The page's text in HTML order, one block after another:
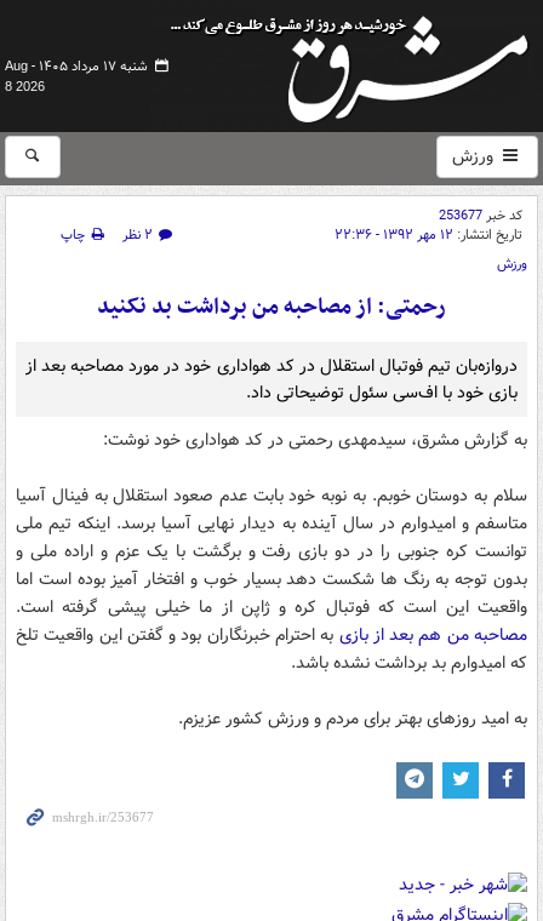
شنبه ۱۷ مرداد ۱۴۰۵ -
Aug
8 2026
ورزش
کد خبر253677
تاریخ انتشار: ۱۲ مهر ۱۳۹۲ - ۲۲:۳۶ ۲ نظر
چاپ
ورزش
رحمتی: از مصاحبه من برداشت بد نکنید
دروازه‌بان تیم فوتبال استقلال در کد هواداری خود در مورد مصاحبه بعد از
بازی خود با اف‌سی سئول توضیحاتی داد.
به گزارش مشرق، سیدمهدی رحمتی در کد هواداری خود نوشت:
سلام به دوستان خوبم. به نوبه خود بابت عدم صعود استقلال به فینال آسیا
متاسفم و امیدوارم در سال آینده به دیدار نهایی آسیا برسد. اینکه تیم ملی
توانست کره جنوبی را در دو بازی رفت و برگشت با یک عزم و اراده ملی و
بدون توجه به رنگ ها شکست دهد بسیار خوب و افتخار آمیز بوده است اما
واقعیت این است که فوتبال کره و ژاپن از ما خیلی پیشی گرفته است.
مصاحبه من هم بعد از بازی به احترام خبرنگاران بود و گفتن این واقعیت تلخ
که امیدوارم بد برداشت نشده باشد.
به امید روزهای بهتر برای مردم و ورزش کشور عزیزم.